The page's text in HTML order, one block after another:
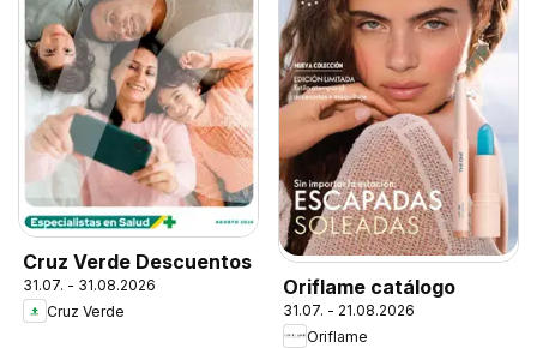
Cruz Verde Descuentos
31.07. - 31.08.2026
Cruz Verde
Oriflame catálogo
31.07. - 21.08.2026
Oriflame